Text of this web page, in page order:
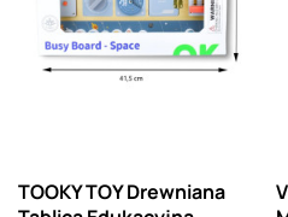
TOOKY TOY Drewniana